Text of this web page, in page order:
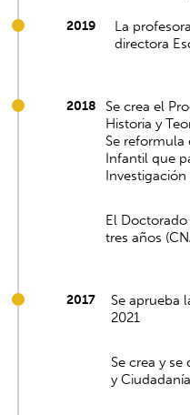
2019
La
directora
2018
Se crea el
Historia y
Se
Infantil que
El
tres años
2017
Se aprueba
2021
Se crea y
y